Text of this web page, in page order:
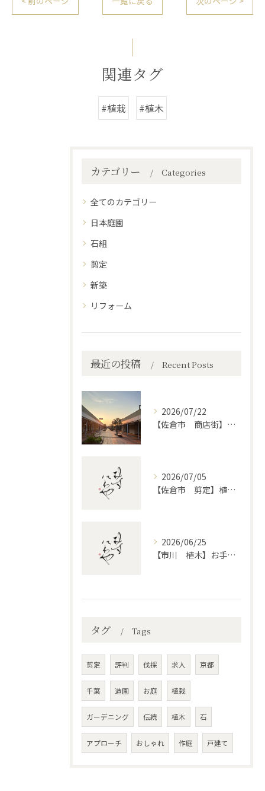
関連タグ
#植栽 #植木
カテゴリー Categories
全てのカテゴリー
日本庭園
石組
剪定
新築
リフォーム
最近の投稿 Recent Posts
2026/07/22
【佐倉市 商店街】街路植木剪定
2026/07/05
【佐倉市 剪定】植木・庭木の剪定、プロに頼むとどう違うのか。
2026/06/25
【市川 植木】お手入れ【和モダンというお庭を考える】
タグ Tags
剪定 評判 伐採 求人 京都
千葉 造園 お庭 植栽
ガーデニング 伝統 植木 石
アプローチ おしゃれ 作庭 戸建て